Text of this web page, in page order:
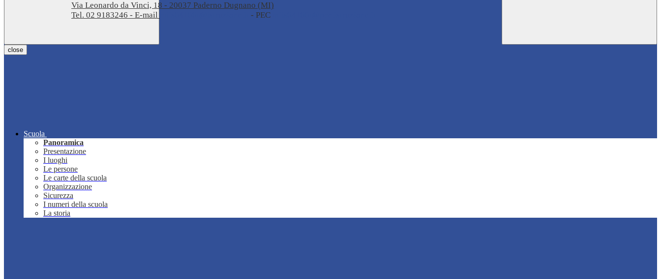
Via Leonardo da Vinci, 18 - 20037 Paderno Dugnano (MI)
Tel. 02 9183246 - E-mail
- PEC
close
Scuola
Panoramica
Presentazione
I luoghi
Le persone
Le carte della scuola
Organizzazione
Sicurezza
I numeri della scuola
La storia